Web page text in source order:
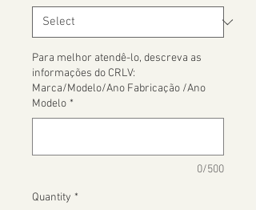
Para melhor atendê-lo, descreva as
informações do CRLV:
Marca/Modelo/Ano Fabricação /Ano
Modelo *
0/500
Quantity *